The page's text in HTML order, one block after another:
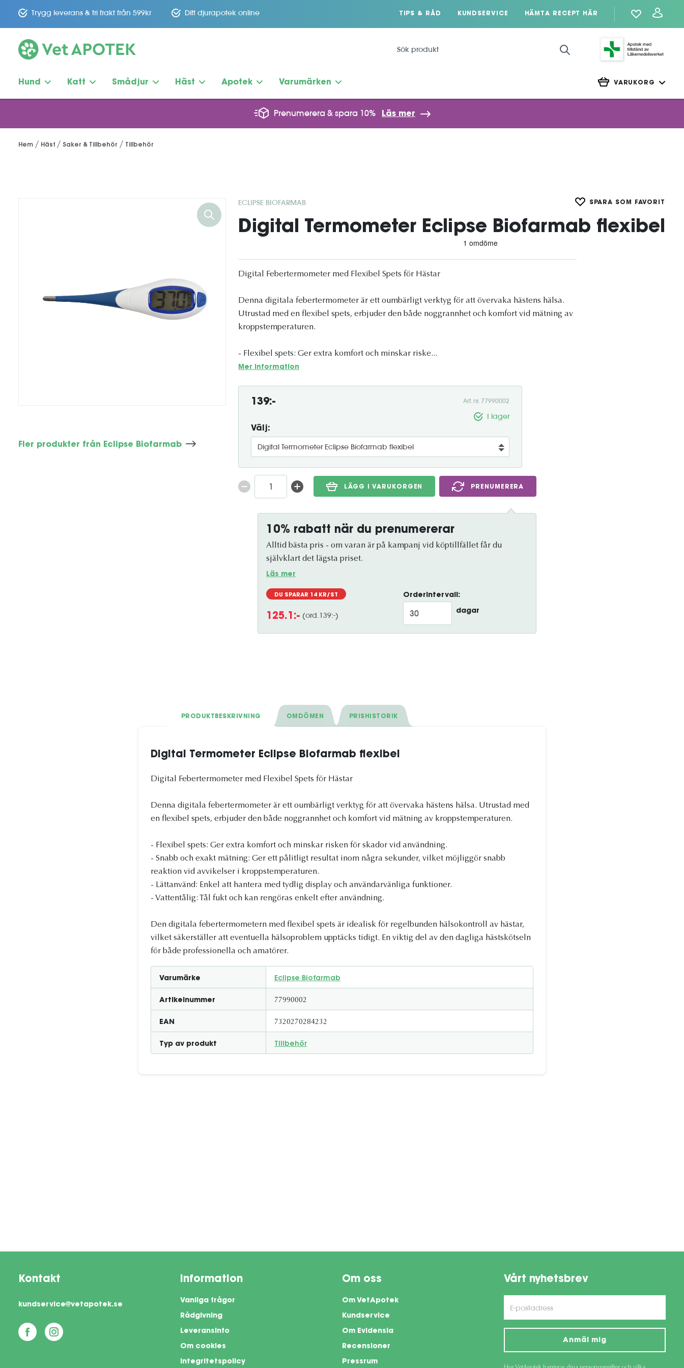
Trygg leverans & fri frakt från 599kr Ditt djurapotek online TIPS & RÅD KUNDSERVICE HÄMTA RECEPT HÄR
Hund Katt Smådjur Häst Apotek Varumärken VARUKORG
Prenumerera & spara 10% Läs mer
Hem Häst Saker & Tillbehör Tillbehör
Fler produkter från Eclipse Biofarmab
ECLIPSE BIOFARMAB SPARA SOM FAVORIT
Digital Termometer Eclipse Biofarmab flexibel
Digital Febertermometer med Flexibel Spets för Hästar
Denna digitala febertermometer är ett oumbärligt verktyg för att övervaka hästens hälsa.
Utrustad med en flexibel spets, erbjuder den både noggrannhet och komfort vid mätning av
kroppstemperaturen.
- Flexibel spets: Ger extra komfort och minskar riske...
Mer information
139:- Art. nr. 77990002
I lager
Välj:
LÄGG I VARUKORGEN PRENUMERERA
10% rabatt när du prenumererar
Alltid bästa pris - om varan är på kampanj vid köptillfället får du
självklart det lägsta priset.
Läs mer
DU SPARAR 14 KR/ST
125.1 :- (ord.139:-)
Orderintervall:
dagar
PRODUKTBESKRIVNING OMDÖMEN PRISHISTORIK
Digital Termometer Eclipse Biofarmab flexibel
Digital Febertermometer med Flexibel Spets för Hästar
Denna digitala febertermometer är ett oumbärligt verktyg för att övervaka hästens hälsa. Utrustad med
en flexibel spets, erbjuder den både noggrannhet och komfort vid mätning av kroppstemperaturen.
- Flexibel spets: Ger extra komfort och minskar risken för skador vid användning.
- Snabb och exakt mätning: Ger ett pålitligt resultat inom några sekunder, vilket möjliggör snabb
reaktion vid avvikelser i kroppstemperaturen.
- Lättanvänd: Enkel att hantera med tydlig display och användarvänliga funktioner.
- Vattentålig: Tål fukt och kan rengöras enkelt efter användning.
Den digitala febertermometern med flexibel spets är idealisk för regelbunden hälsokontroll av hästar,
vilket säkerställer att eventuella hälsoproblem upptäcks tidigt. En viktig del av den dagliga hästskötseln
för både professionella och amatörer.
Varumärke Eclipse Biofarmab
Artikelnummer 77990002
EAN 7320270284232
Typ av produkt Tillbehör
Kontakt
kundservice@vetapotek.se
Information
Vanliga frågor
Rådgivning
Leveransinfo
Om cookies
Integritetspolicy
Om oss
Om VetApotek
Kundservice
Om Evidensia
Recensioner
Pressrum
Vårt nyhetsbrev
Anmäl mig